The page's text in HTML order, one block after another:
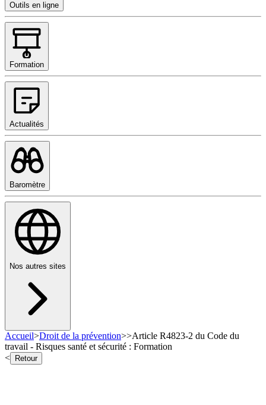
Outils en ligne
Formation
Actualités
Baromètre
Nos autres sites
Accueil>Droit de la prévention>>Article R4823-2 du Code du
travail - Risques santé et sécurité : Formation
<
Retour